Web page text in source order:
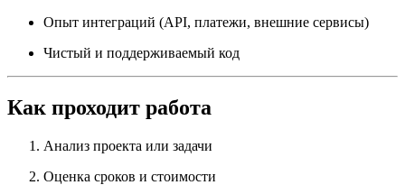
Опыт интеграций (API, платежи, внешние сервисы)
Чистый и поддерживаемый код
Как проходит работа
Анализ проекта или задачи
Оценка сроков и стоимости